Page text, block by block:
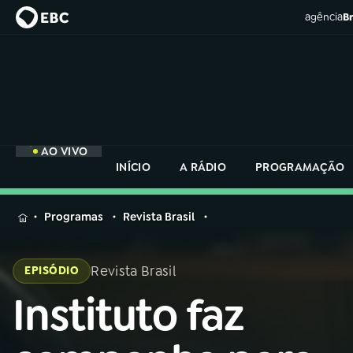
agência
AO VIVO
INÍCIO
A RÁDIO PROGRAMAÇÃO
MENU
na
Rádio
AO VIVO
na
Rádio
Programas Revista Brasil
EPISÓDIO Revista Brasil
Instituto faz